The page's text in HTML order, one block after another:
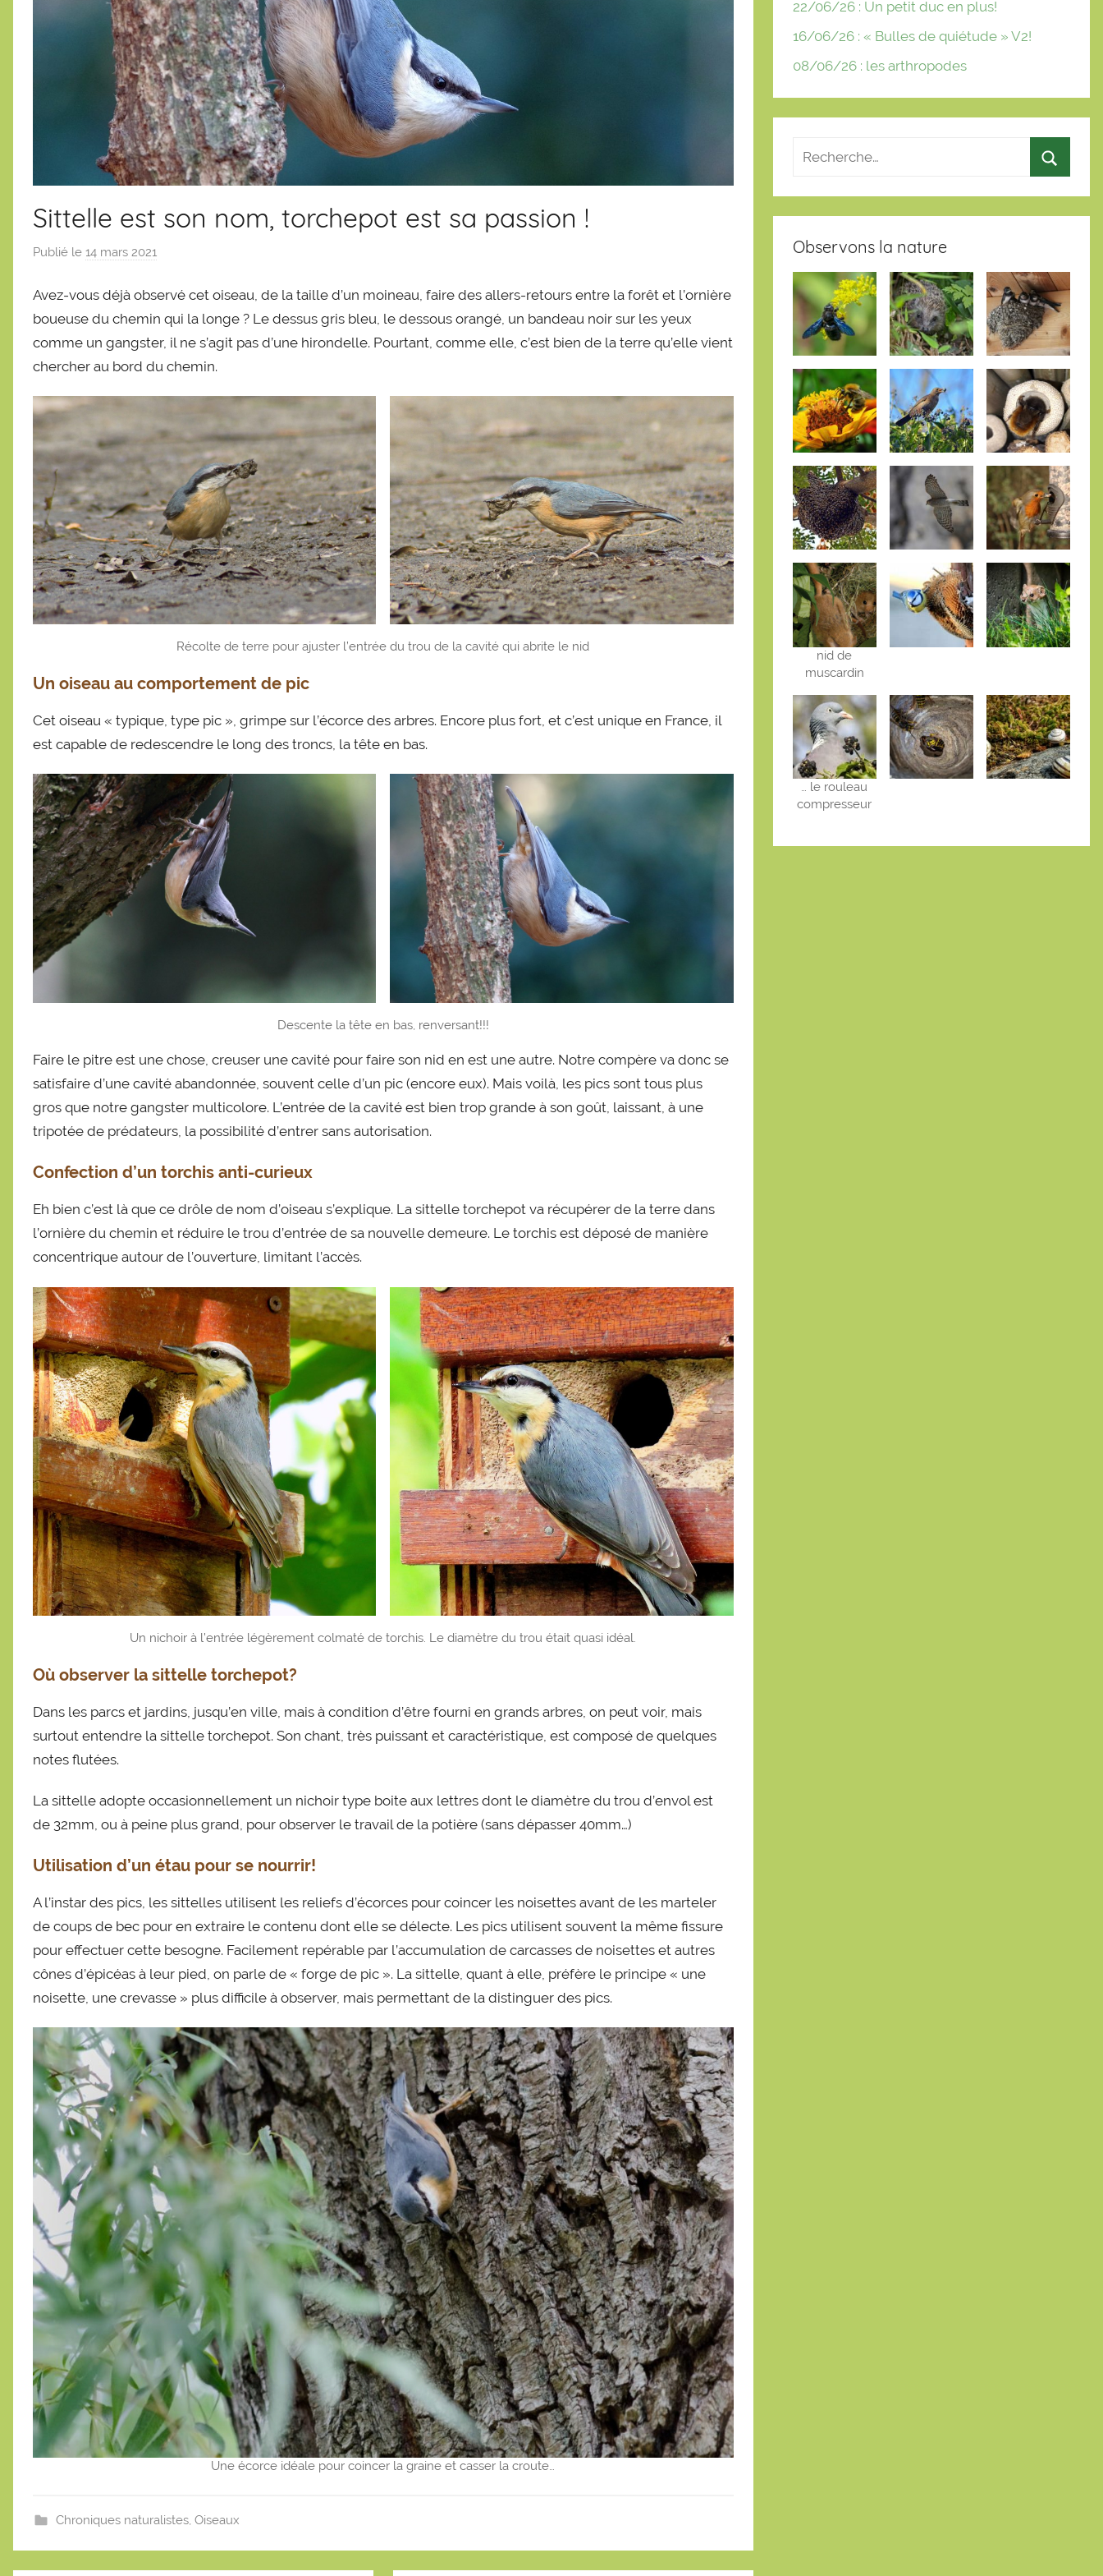
Sittelle est son nom, torchepot est sa passion !
Publié le 14 mars 2021
r
S
é
n
Avez-vous déjà observé cet oiseau, de la taille d’un moineau, faire des allers-retours entre la forêt et l’ornière
boueuse du chemin qui la longe ? Le dessus gris bleu, le dessous orangé, un bandeau noir sur les yeux
comme un gangster, il ne s’agit pas d’une hirondelle. Pourtant, comme elle, c’est bien de la terre qu’elle vient
chercher au bord du chemin.
Récolte de terre pour ajuster l’entrée du trou de la cavité qui abrite le nid
Un oiseau au comportement de pic
Cet oiseau « typique, type pic », grimpe sur l’écorce des arbres. Encore plus fort, et c’est unique en France, il
est capable de redescendre le long des troncs, la tête en bas.
Descente la tête en bas, renversant!!!
Faire le pitre est une chose, creuser une cavité pour faire son nid en est une autre. Notre compère va donc se
satisfaire d’une cavité abandonnée, souvent celle d’un pic (encore eux). Mais voilà, les pics sont tous plus
gros que notre gangster multicolore. L’entrée de la cavité est bien trop grande à son goût, laissant, à une
tripotée de prédateurs, la possibilité d’entrer sans autorisation.
Confection d’un torchis anti-curieux
Eh bien c’est là que ce drôle de nom d’oiseau s’explique. La sittelle torchepot va récupérer de la terre dans
l’ornière du chemin et réduire le trou d’entrée de sa nouvelle demeure. Le torchis est déposé de manière
concentrique autour de l’ouverture, limitant l’accès.
Un nichoir à l’entrée légèrement colmaté de torchis. Le diamètre du trou était quasi idéal.
Où observer la sittelle torchepot?
Dans les parcs et jardins, jusqu’en ville, mais à condition d’être fourni en grands arbres, on peut voir, mais
surtout entendre la sittelle torchepot. Son chant, très puissant et caractéristique, est composé de quelques
notes flutées.
La sittelle adopte occasionnellement un nichoir type boite aux lettres dont le diamètre du trou d’envol est
de 32mm, ou à peine plus grand, pour observer le travail de la potière (sans dépasser 40mm…)
Utilisation d’un étau pour se nourrir!
A l’instar des pics, les sittelles utilisent les reliefs d’écorces pour coincer les noisettes avant de les marteler
de coups de bec pour en extraire le contenu dont elle se délecte. Les pics utilisent souvent la même fissure
pour effectuer cette besogne. Facilement repérable par l’accumulation de carcasses de noisettes et autres
cônes d’épicéas à leur pied, on parle de « forge de pic ». La sittelle, quant à elle, préfère le principe « une
noisette, une crevasse » plus difficile à observer, mais permettant de la distinguer des pics.
Une écorce idéale pour coincer la graine et casser la croute…
Chroniques naturalistes, Oiseaux
22/06/26 : Un petit duc en plus!
16/06/26 : « Bulles de quiétude » V2!
08/06/26 : les arthropodes
Observons la nature
nid de
muscardin
… le rouleau
compresseur